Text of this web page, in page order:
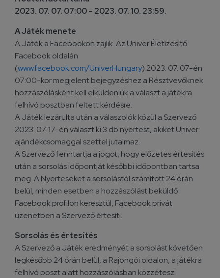
2023. 07. 07. 07:00 – 2023. 07. 10. 23:59.
A Játék menete
A Játék a Facebookon zajlik. Az Univer Életízesítő
Facebook oldalán
(www.facebook.com/UniverHungary) 2023. 07. 07-én
07:00-kor megjelent bejegyzéshez a Résztvevőknek
hozzászólásként kell elküldeniük a választ a játékra
felhívó posztban feltett kérdésre.
A Játék lezárulta után a válaszolók közül a Szervező
2023. 07. 17-én választ ki 3 db nyertest, akiket Univer
ajándékcsomaggal szettel jutalmaz.
A Szervező fenntartja a jogot, hogy előzetes értesítés
után a sorsolás időpontját későbbi időpontban tartsa
meg. A Nyerteseket a sorsolástól számított 24 órán
belül, minden esetben a hozzászólást beküldő
Facebook profilon keresztül, Facebook privát
üzenetben a Szervező értesíti.
Sorsolás és értesítés
A Szervező a Játék eredményét a sorsolást követően
legkésőbb 24 órán belül, a Rajongói oldalon, a játékra
felhívó poszt alatt hozzászólásban közzéteszi